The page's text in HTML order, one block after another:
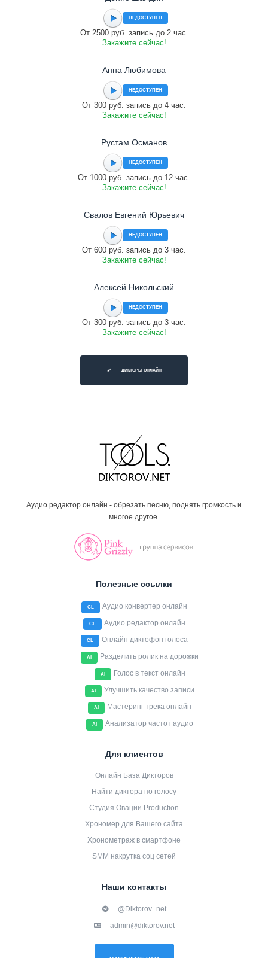
НЕДОСТУПЕН
От 2500 руб. запись до 2 час.
Закажите сейчас!
Анна Любимова
НЕДОСТУПЕН
От 300 руб. запись до 4 час.
Закажите сейчас!
Рустам Османов
НЕДОСТУПЕН
От 1000 руб. запись до 12 час.
Закажите сейчас!
Свалов Евгений Юрьевич
НЕДОСТУПЕН
От 600 руб. запись до 3 час.
Закажите сейчас!
Алексей Никольский
НЕДОСТУПЕН
От 300 руб. запись до 3 час.
Закажите сейчас!
ДИКТОРЫ ОНЛАЙН
Аудио редактор онлайн - обрезать песню, поднять громкость и
многое другое.
Полезные ссылки
CL Аудио конвертер онлайн
CL Аудио редактор онлайн
CL Онлайн диктофон голоса
AI Разделить ролик на дорожки
AI Голос в текст онлайн
AI Улучшить качество записи
AI Мастеринг трека онлайн
AI Анализатор частот аудио
Для клиентов
Онлайн База Дикторов
Найти диктора по голосу
Студия Овации Production
Хрономер для Вашего сайта
Хронометраж в смартфоне
SMM накрутка соц сетей
Наши контакты
@Diktorov_net
admin@diktorov.net